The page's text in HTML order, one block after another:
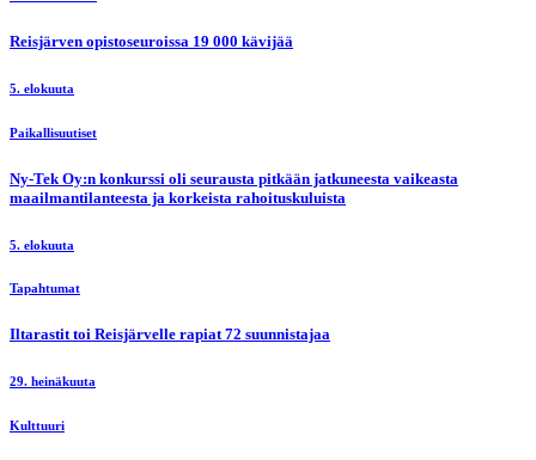
Reisjärven opistoseuroissa 19 000 kävijää
5. elokuuta
Paikallisuutiset
Ny-Tek Oy:n konkurssi oli seurausta pitkään jatkuneesta vaikeasta
maailmantilanteesta ja korkeista rahoituskuluista
5. elokuuta
Tapahtumat
Iltarastit toi Reisjärvelle rapiat 72 suunnistajaa
29. heinäkuuta
Kulttuuri